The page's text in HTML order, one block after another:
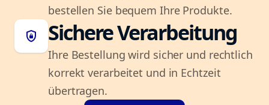
bestellen Sie bequem Ihre Produkte.
shield_lock Sichere Verarbeitung
Ihre Bestellung wird sicher und rechtlich
korrekt verarbeitet und in Echtzeit
übertragen.